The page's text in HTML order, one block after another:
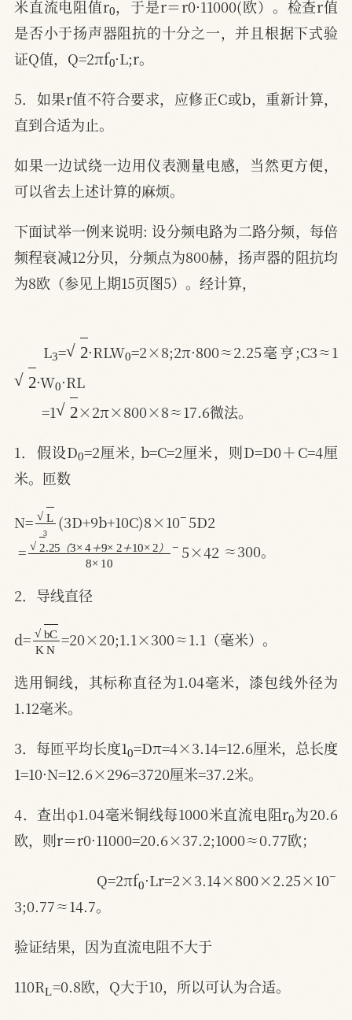
米直流电阻值r ，于是r＝r0·11000(欧）。检查r值
是否小于扬声器阻抗的十分之一，并且根据下式验
证Q值，Q=2πf0·L;r。
5．如果r值不符合要求，应修正C或b，重新计算，
直到合适为止。
如果一边试绕一边用仪表测量电感，当然更方便，
可以省去上述计算的麻烦。
下面试举一例来说明: 设分频电路为二路分频，每倍
频程衰减12分贝，分频点为800赫，扬声器的阻抗均
为8欧（参见上期15页图5）。经计算，
L = 2 ·RLW =2×8;2π·800≈2.25毫亨;C3≈1
2 ·W ·RL
=1 2
×2π×800×8≈17.6微法。
1．假设D =2厘米, b=C=2厘米，则D=D0＋C=4厘
米。匝数
N=L3 (3D+9b+10C)8×10 5D2
=
（ ＋ ＋ ）
2.25 （3 ×4 ＋9×2
＋10 ×2 ）8×10 5×42 ≈300。
2．导线直径
d=bCK=20×20;1.1×300≈1.1（毫米）。
选用铜线，其标称直径为1.04毫米，漆包线外径为
1.12毫米。
3．每匝平均长度1 =Dπ=4×3.14=12.6厘米，总长度
1=10·N=12.6×296=3720厘米=37.2米。
4．查出φ1.04毫米铜线每1000米直流电阻r 0
为20.6
欧，则r＝r0·11000=20.6×37.2;1000≈0.77欧；
Q=2πf0 ·Lr=2×3.14×800×2.25×10
3;0.77≈14.7。
验证结果，因为直流电阻不大于
110R =0.8欧，Q大于10，所以可认为合适。